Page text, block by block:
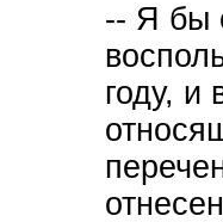
-- Я бы
году, и